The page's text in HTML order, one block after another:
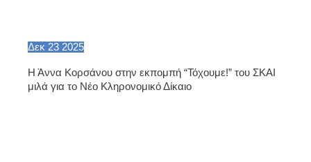
Δεκ 23 2025
Η Άννα Κορσάνου στην εκπομπή “Τόχουμε!” του ΣΚΑΙ
μιλά για το Νέο Κληρονομικό Δίκαιο